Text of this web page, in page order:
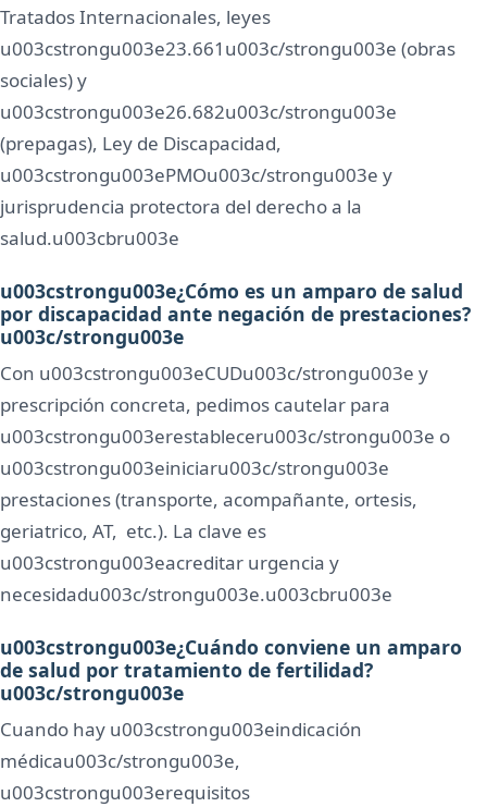
Tratados Internacionales, leyes
u003cstrongu003e23.661u003c/strongu003e (obras
sociales) y
u003cstrongu003e26.682u003c/strongu003e
(prepagas), Ley de Discapacidad,
u003cstrongu003ePMOu003c/strongu003e y
jurisprudencia protectora del derecho a la
salud.u003cbru003e
u003cstrongu003e¿Cómo es un amparo de salud
por discapacidad ante negación de prestaciones?
u003c/strongu003e
Con u003cstrongu003eCUDu003c/strongu003e y
prescripción concreta, pedimos cautelar para
u003cstrongu003erestableceru003c/strongu003e o
u003cstrongu003einiciaru003c/strongu003e
prestaciones (transporte, acompañante, ortesis,
geriatrico, AT, etc.). La clave es
u003cstrongu003eacreditar urgencia y
necesidadu003c/strongu003e.u003cbru003e
u003cstrongu003e¿Cuándo conviene un amparo
de salud por tratamiento de fertilidad?
u003c/strongu003e
Cuando hay u003cstrongu003eindicación
médicau003c/strongu003e,
u003cstrongu003erequisitos